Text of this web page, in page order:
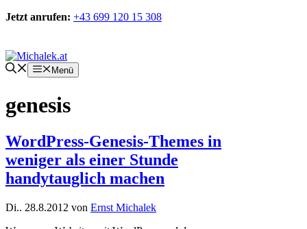
Zum
Jetzt anrufen: +43 699 120 15 308
Menü
genesis
WordPress-Genesis-Themes in
weniger als einer Stunde
handytauglich machen
Di.. 28.8.2012 von Ernst Michalek